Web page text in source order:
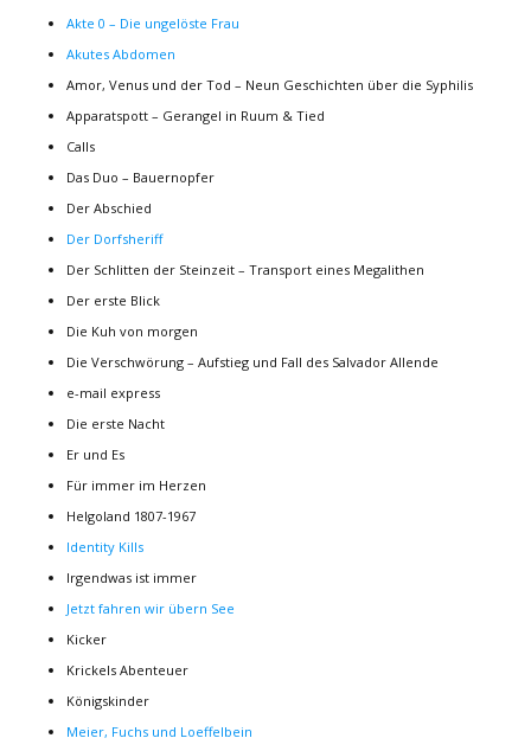
Akte 0 – Die ungelöste Frau
Akutes Abdomen
Amor, Venus und der Tod – Neun Geschichten über die Syphilis
Apparatspott – Gerangel in Ruum & Tied
Calls
Das Duo – Bauernopfer
Der Abschied
Der Dorfsheriff
Der Schlitten der Steinzeit – Transport eines Megalithen
Der erste Blick
Die Kuh von morgen
Die Verschwörung – Aufstieg und Fall des Salvador Allende
e-mail express
Die erste Nacht
Er und Es
Für immer im Herzen
Helgoland 1807-1967
Identity Kills
Irgendwas ist immer
Jetzt fahren wir übern See
Kicker
Krickels Abenteuer
Königskinder
Meier, Fuchs und Loeffelbein